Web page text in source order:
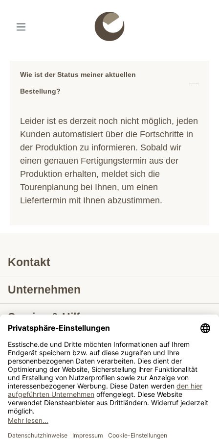
Wie ist der Status meiner aktuellen
Bestellung?
Leider ist es derzeit noch nicht möglich, jeden
Kunden automatisiert über die Fortschritte in
der Produktion zu informieren. Sobald wir
einen genauen Fertigungstermin aus der
Produktion erhalten, meldet sich die
Tourenplanung bei Ihnen, um einen
Liefertermin mit Ihnen abzustimmen.
Kontakt
Unternehmen
Service & Hilfe
Lieferung nach
Tische ausziehbar
Tische